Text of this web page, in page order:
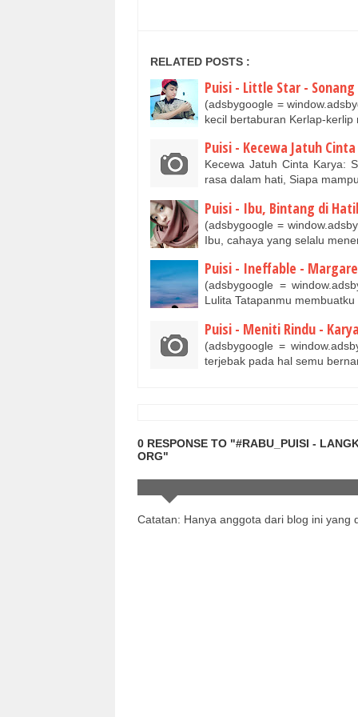
RELATED POSTS :
Puisi - Little Star -
(adsbygoogle =
kecil bertaburan Kerlap-kerlip
Puisi - Kecewa Jatuh
Kecewa Jatuh Cinta Karya:
rasa dalam hati, Siapa
Puisi - Ibu, Bintang di
(adsbygoogle =
Ibu, cahaya yang selalu
Puisi - Ineffable -
(adsbygoogle =
Lulita Tatapanmu
Puisi - Meniti Rindu -
(adsbygoogle =
terjebak pada hal semu
0 RESPONSE TO "#RABU_PUISI -
ORG"
Catatan: Hanya anggota dari blog ini yang